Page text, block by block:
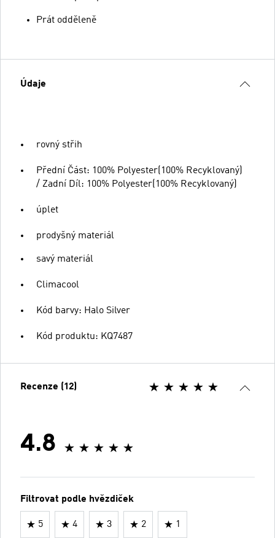
Prát odděleně
Údaje
rovný střih
Přední Část: 100% Polyester(100% Recyklovaný)
/ Zadní Díl: 100% Polyester(100% Recyklovaný)
úplet
prodyšný materiál
savý materiál
Climacool
Kód barvy: Halo Silver
Kód produktu: KQ7487
Recenze (12)
4.8
Filtrovat podle hvězdiček
5 4 3 2 1